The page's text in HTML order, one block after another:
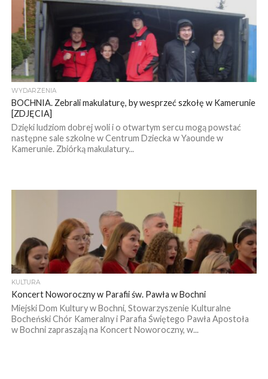
WYDARZENIA
BOCHNIA. Zebrali makulaturę, by wesprzeć szkołę w Kamerunie
[ZDJĘCIA]
Dzięki ludziom dobrej woli i o otwartym sercu mogą powstać
następne sale szkolne w Centrum Dziecka w Yaounde w
Kamerunie. Zbiórką makulatury...
KULTURA
Koncert Noworoczny w Parafii św. Pawła w Bochni
Miejski Dom Kultury w Bochni, Stowarzyszenie Kulturalne
Bocheński Chór Kameralny i Parafia Świętego Pawła Apostoła
w Bochni zapraszają na Koncert Noworoczny, w...